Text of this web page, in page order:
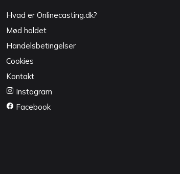
Hvad er Onlinecasting.dk?
Mød holdet
Handelsbetingelser
Cookies
Kontakt
Instagram
Facebook